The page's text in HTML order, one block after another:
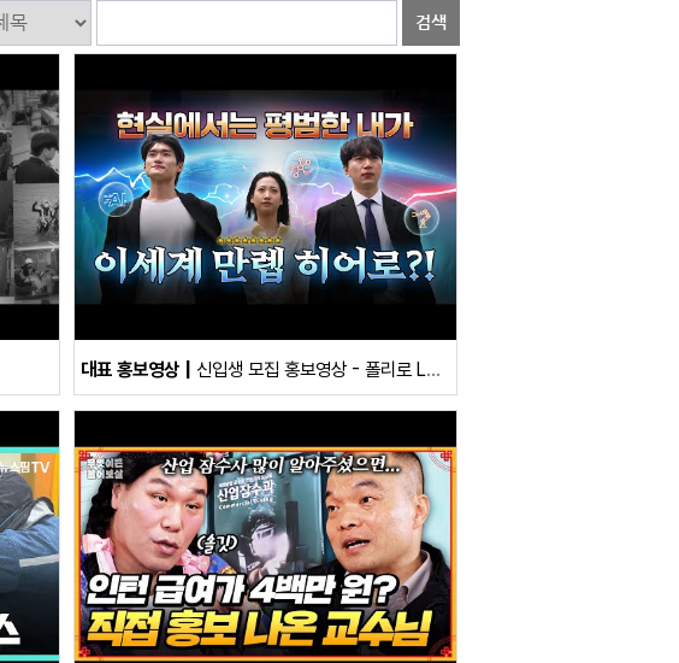
검색
대표 홍보영상 신입생 모집 홍보영상 - 폴리로 Level-up!